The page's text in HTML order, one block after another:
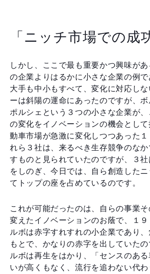
「ニッチ市場での成
しかし、ここで最も重要かつ興味が
の企業よりはるかに小さな企業の例で
大手も中小もすべて、変化に対応し
ーは斜陽の運命にあったのですが、ボ
ポルシェという３つの小さな企業が
の変化をイノベーションの機会とし
動車市場が急激に変化しつつあった１
れら３社は、来るべき生存競争のな
すものと見られていたのですが、３
をしのぎ、今日では、自ら創造した
てトップの座を占めているのです。
これが可能だったのは、自らの事業そ
変えたイノベーションのお蔭で、１
ルボは赤字すれすれの小企業であり
もとで、かなりの赤字を出していた
ルボは再生をはかり、「センスのあ
いが高くもなく、流行を追わない代わ